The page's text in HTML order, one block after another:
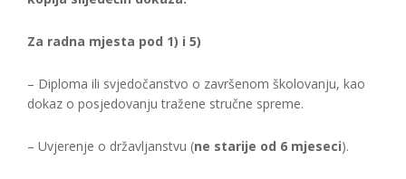
Za radna mjesta pod 1) i 5)
– Diploma ili svjedočanstvo o završenom školovanju, kao
dokaz o posjedovanju tražene stručne spreme.
– Uvjerenje o državljanstvu (ne starije od 6 mjeseci).